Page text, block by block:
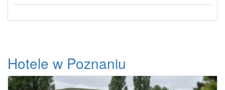
Hotele w Poznaniu